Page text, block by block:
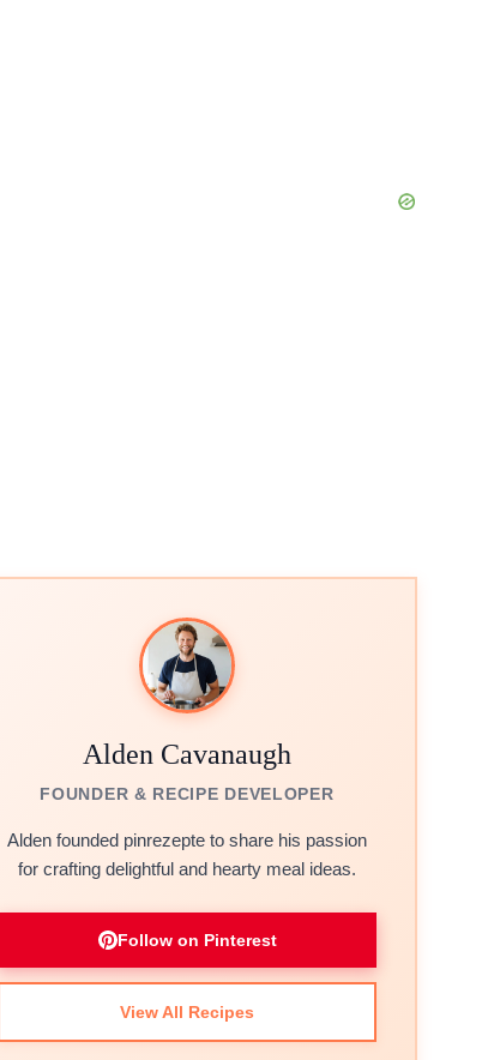
Alden Cavanaugh
FOUNDER & RECIPE DEVELOPER
Alden founded pinrezepte to share his passion
for crafting delightful and hearty meal ideas.
Follow on Pinterest
View All Recipes